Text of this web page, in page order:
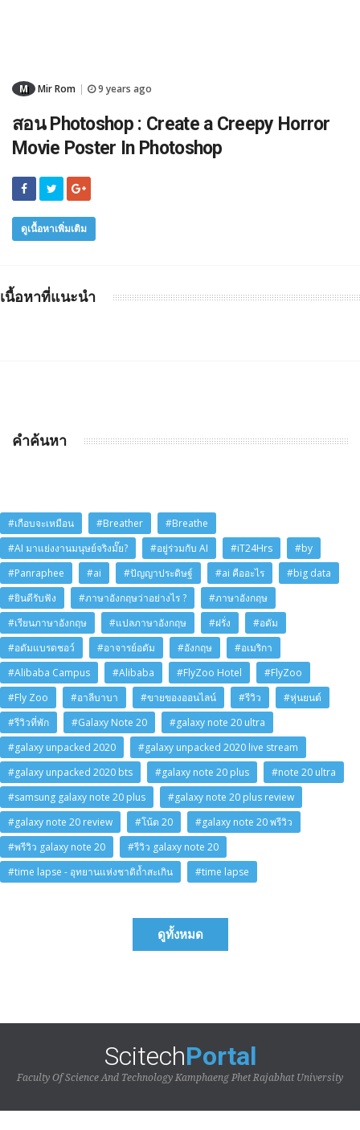
M Mir Rom 9 years ago
สอน Photoshop : Create a Creepy Horror
Movie Poster In Photoshop
ดูเนื้อหาเพิ่มเติม
เนื้อหาที่แนะนำ
คำค้นหา
#เกือบจะเหมือน #Breather
#Breathe
#AI มาแย่งงานมนุษย์จริงมั๊ย?
#อยู่ร่วมกับ AI #iT24Hrs
#by
#Panraphee
#ai #ปัญญาประดิษฐ์ #ai คืออะไร
#big data
#ยินดีรับฟัง
#ภาษาอังกฤษว่าอย่างไร ?
#ภาษาอังกฤษ
#เรียนภาษาอังกฤษ
#แปลภาษาอังกฤษ #ฝรั่ง
#อดัม
#อดัมแบรดชอว์
#อาจารย์อดัม #อังกฤษ
#อเมริกา
#Alibaba Campus
#Alibaba #FlyZoo Hotel
#FlyZoo
#Fly Zoo
#อาลีบาบา #ขายของออนไลน์ #รีวิว
#หุ่นยนต์
#รีวิวที่พัก
#Galaxy Note 20
#galaxy note 20 ultra
#galaxy unpacked 2020
#galaxy unpacked 2020 live stream
#galaxy unpacked 2020 bts
#galaxy note 20 plus
#note 20 ultra
#samsung galaxy note 20 plus
#galaxy note 20 plus review
#galaxy note 20 review
#โน้ต 20
#galaxy note 20 พรีวิว
#พรีวิว galaxy note 20
#รีวิว galaxy note 20
#time lapse - อุทยานแห่งชาติถ้ำสะเกิน
#time lapse
ดูทั้งหมด
ScitechPortal
Faculty Of Science And Technology Kamphaeng Phet Rajabhat University